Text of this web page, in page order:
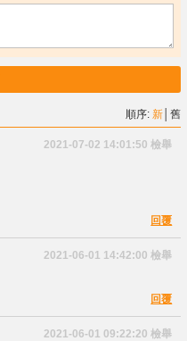
順序:新 │舊
2021-07-02 14:01:50 檢舉
回覆
2021-06-01 14:42:00 檢舉
回覆
2021-06-01 09:22:20 檢舉